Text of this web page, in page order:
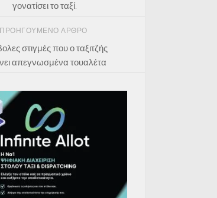
γονατίσει το ταξί.
ΠΡΟΗΓΟΎΜΕΝΟ ΆΡΘΡΟ
στιγμές που ο ταξιτζής
απεγνωσμένα τουαλέτα